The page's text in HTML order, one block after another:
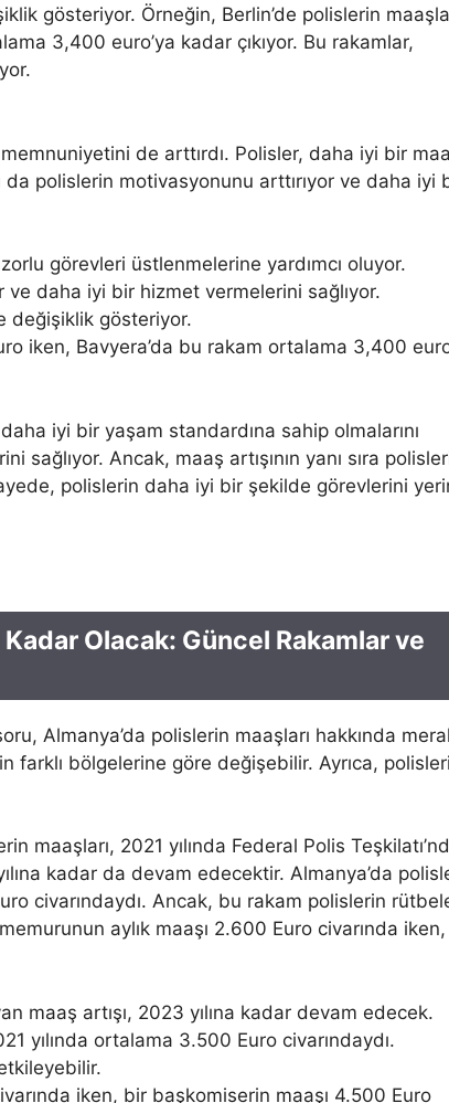
gösteriyor. Örneğin, Berlin’de polislerin
3,400 euro’ya kadar çıkıyor. Bu rakamlar,
de arttırdı. Polisler, daha iyi bir
polislerin motivasyonunu arttırıyor ve daha iyi
görevleri üstlenmelerine yardımcı oluyor.
ve daha iyi bir hizmet vermelerini sağlıyor.
değişiklik gösteriyor.
iken, Bavyera’da bu rakam ortalama 3,400
iyi bir yaşam standardına sahip olmalarını
Ancak, maaş artışının yanı sıra
polislerin daha iyi bir şekilde görevlerini
Olacak: Güncel Rakamlar ve
Almanya’da polislerin maaşları hakkında
farklı bölgelerine göre değişebilir. Ayrıca,
maaşları, 2021 yılında Federal Polis
kadar da devam edecektir. Almanya’da
civarındaydı. Ancak, bu rakam polislerin
aylık maaşı 2.600 Euro civarında
maaş artışı, 2023 yılına kadar devam edecek.
yılında ortalama 3.500 Euro civarındaydı.
iken, bir başkomiserin maaşı 4.500 Euro